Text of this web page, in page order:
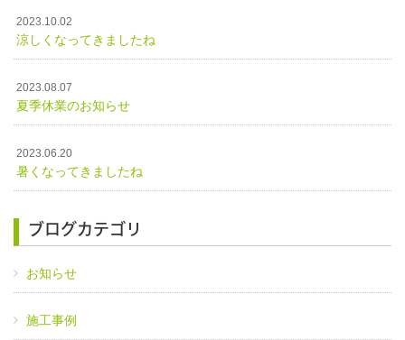
2023.10.02
涼しくなってきましたね
2023.08.07
夏季休業のお知らせ
2023.06.20
暑くなってきましたね
ブログカテゴリ
お知らせ
施工事例